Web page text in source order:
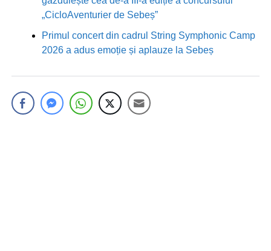
„CicloAventurier de Sebeș”
Primul concert din cadrul String Symphonic Camp
2026 a adus emoție și aplauze la Sebeș